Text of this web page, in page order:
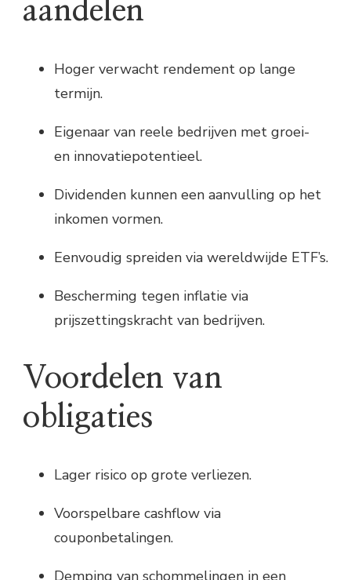
aandelen
Hoger verwacht rendement op lange
termijn.
Eigenaar van reele bedrijven met groei-
en innovatiepotentieel.
Dividenden kunnen een aanvulling op het
inkomen vormen.
Eenvoudig spreiden via wereldwijde ETF’s.
Bescherming tegen inflatie via
prijszettingskracht van bedrijven.
Voordelen van
obligaties
Lager risico op grote verliezen.
Voorspelbare cashflow via
couponbetalingen.
Demping van schommelingen in een